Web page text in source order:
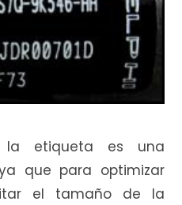
la etiqueta es una
que para optimizar
el tamaño de la